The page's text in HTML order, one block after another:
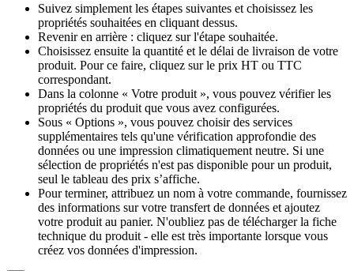
Suivez simplement les étapes suivantes et choisissez les
propriétés souhaitées en cliquant dessus.
Revenir en arrière : cliquez sur l'étape souhaitée.
Choisissez ensuite la quantité et le délai de livraison de votre
produit. Pour ce faire, cliquez sur le prix HT ou TTC
correspondant.
Dans la colonne « Votre produit », vous pouvez vérifier les
propriétés du produit que vous avez configurées.
Sous « Options », vous pouvez choisir des services
supplémentaires tels qu'une vérification approfondie des
données ou une impression climatiquement neutre. Si une
sélection de propriétés n'est pas disponible pour un produit,
seul le tableau des prix s’affiche.
Pour terminer, attribuez un nom à votre commande, fournissez
des informations sur votre transfert de données et ajoutez
votre produit au panier. N'oubliez pas de télécharger la fiche
technique du produit - elle est très importante lorsque vous
créez vos données d'impression.